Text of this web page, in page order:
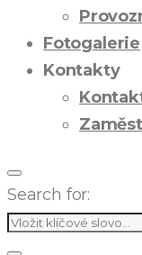
Fotogalerie
Kontakty
Search for: